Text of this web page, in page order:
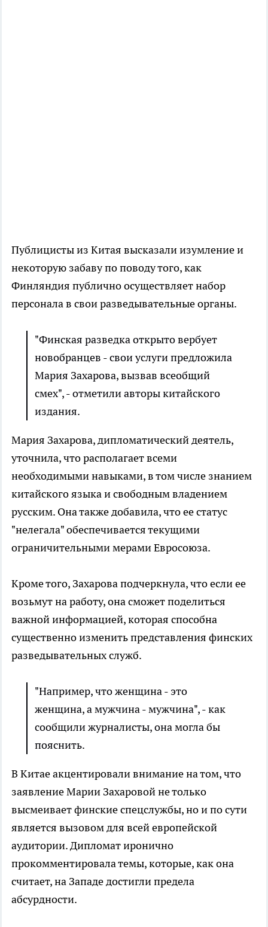
Публицисты из Китая высказали изумление и
некоторую забаву по поводу того, как
Финляндия публично осуществляет набор
персонала в свои разведывательные органы.
"Финская разведка открыто вербует
новобранцев - свои услуги предложила
Мария Захарова, вызвав всеобщий
смех", - отметили авторы китайского
издания.
Мария Захарова, дипломатический деятель,
уточнила, что располагает всеми
необходимыми навыками, в том числе знанием
китайского языка и свободным владением
русским. Она также добавила, что ее статус
"нелегала" обеспечивается текущими
ограничительными мерами Евросоюза.
Кроме того, Захарова подчеркнула, что если ее
возьмут на работу, она сможет поделиться
важной информацией, которая способна
существенно изменить представления финских
разведывательных служб.
"Например, что женщина - это
женщина, а мужчина - мужчина", - как
сообщили журналисты, она могла бы
пояснить.
В Китае акцентировали внимание на том, что
заявление Марии Захаровой не только
высмеивает финские спецслужбы, но и по сути
является вызовом для всей европейской
аудитории. Дипломат иронично
прокомментировала темы, которые, как она
считает, на Западе достигли предела
абсурдности.